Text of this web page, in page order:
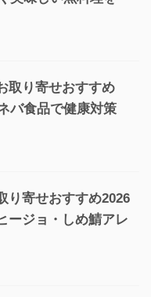
取り寄せおすすめ
バ食品で健康対策
り寄せおすすめ2026
ージョ・しめ鯖アレ